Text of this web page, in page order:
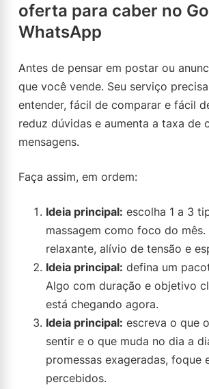
oferta para caber no
WhatsApp
Antes de pensar em postar ou
que você vende. Seu serviço
entender, fácil de comparar e fácil
reduz dúvidas e aumenta a taxa de
mensagens.
Faça assim, em ordem:
Ideia principal: escolha 1 a 3
massagem como foco do mês.
relaxante, alívio de tensão e
Ideia principal: defina um
Algo com duração e objetivo
está chegando agora.
Ideia principal: escreva o que
sentir e o que muda no dia a
promessas exageradas, foque
percebidos.